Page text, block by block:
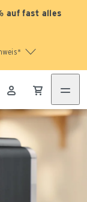
auf fast alles